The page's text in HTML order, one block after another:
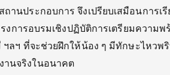
นประกอบการ จึงเปรียบเสมือนการเรีย
รงการอบรมเชิงปฏิบัติการเตรียมควา
ฯลฯ ที่จะช่วยฝึกให้น้อง ๆ มีทักษะไหว
านจริงในอนาคต